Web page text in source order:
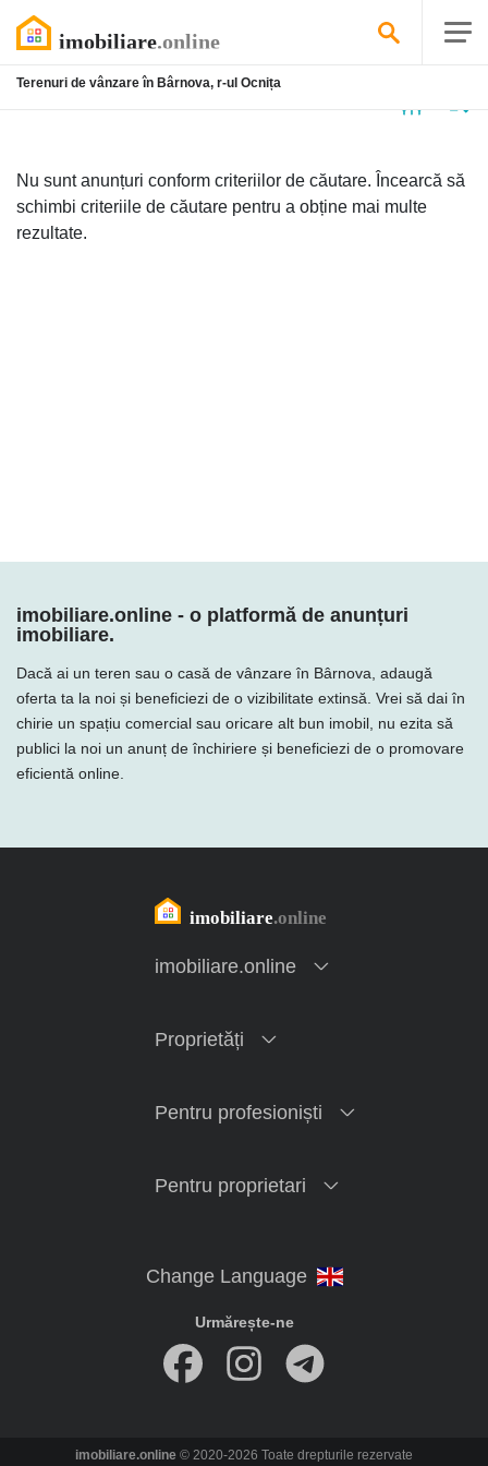
Terenuri de vânzare în Bârnova, r-ul Ocnița
Nu sunt anunțuri conform criteriilor de căutare. Încearcă să
schimbi criteriile de căutare pentru a obține mai multe
rezultate.
imobiliare.online - o platformă de anunțuri
imobiliare.
Dacă ai un teren sau o casă de vânzare în Bârnova, adaugă
oferta ta la noi și beneficiezi de o vizibilitate extinsă. Vrei să dai în
chirie un spațiu comercial sau oricare alt bun imobil, nu ezita să
publici la noi un anunț de închiriere și beneficiezi de o promovare
eficientă online.
imobiliare.online
Proprietăți
Pentru profesioniști
Pentru proprietari
Urmărește-ne
imobiliare.online © 2020-2026 Toate drepturile rezervate